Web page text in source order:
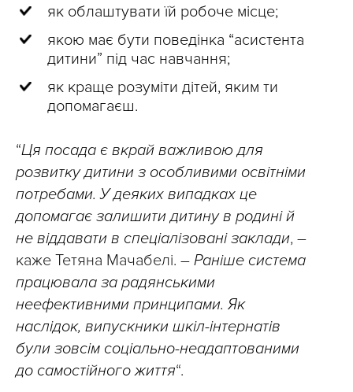
як облаштувати їй робоче місце;
якою має бути поведінка “асистента
дитини” під час навчання;
як краще розуміти дітей, яким ти
допомагаєш.
“Ця посада є вкрай важливою для
розвитку дитини з особливими освітніми
потребами. У деяких випадках це
допомагає залишити дитину в родині й
не віддавати в спеціалізовані заклади, –
каже Тетяна Мачабелі. – Раніше система
працювала за радянськими
неефективними принципами. Як
наслідок, випускники шкіл-інтернатів
були зовсім соціально-неадаптованими
до самостійного життя“.